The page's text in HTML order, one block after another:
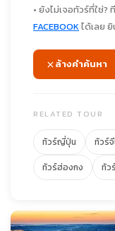
• ยังไม่เจอทัวร์ที่ใช่
FACEBOOKได้เลย
ล้างคำค้นหา
RELATED TOUR
ทัวร์ญี่ปุ่น ทัวร์
ทัวร์ฮ่องกง
ทัว